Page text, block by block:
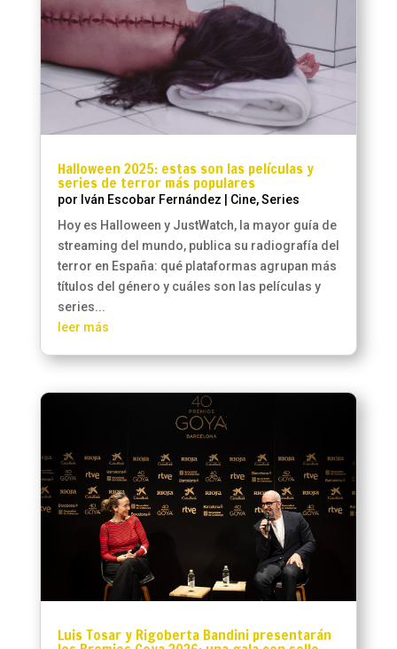
Halloween 2025: estas son las películas y
series de terror más populares
por Iván Escobar Fernández Cine,Series
Hoy es Halloween y JustWatch, la mayor guía de
streaming del mundo, publica su radiografía del
terror en España: qué plataformas agrupan más
títulos del género y cuáles son las películas y
series...
leer más
Luis Tosar y Rigoberta Bandini presentarán